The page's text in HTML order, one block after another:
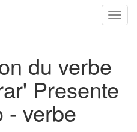
du verbe
Presente
- verbe